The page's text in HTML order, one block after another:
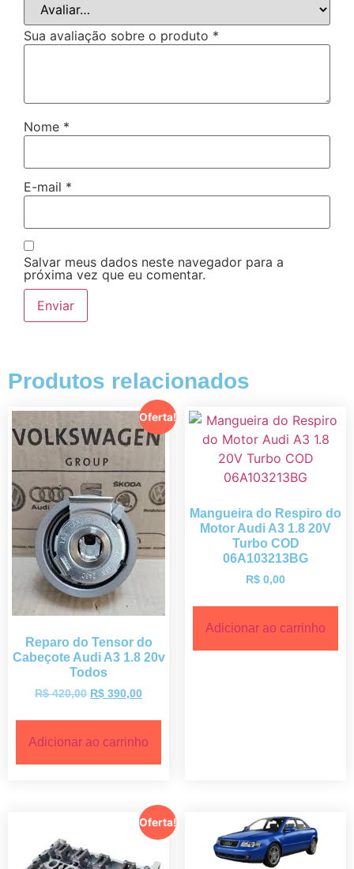
Sua avaliação sobre o produto *
Nome *
E-mail *
Salvar meus dados neste navegador para a
próxima vez que eu comentar.
Produtos relacionados
Oferta!
Reparo do Tensor do
Cabeçote Audi A3 1.8 20v
Todos
R$420,00 R$ 390,00
Adicionar ao carrinho
Mangueira do Respiro do
Motor Audi A3 1.8 20V
Turbo COD
06A103213BG
R$ 0,00
Adicionar ao carrinho
Oferta!